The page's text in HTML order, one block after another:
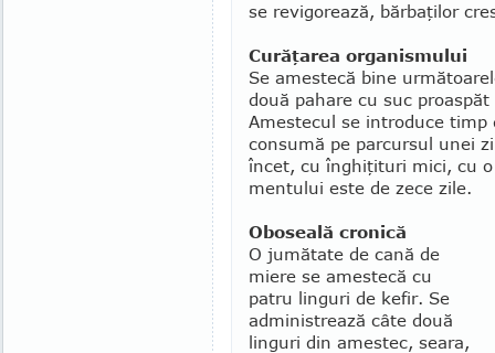
se revigorează, bărbaţilor
Curăţarea organismului
Se amestecă bine
două pahare cu suc
Amestecul se introduce timp
consumă pe parcursul unei
încet, cu înghiţituri mici, cu
mentului este de zece zile.
Oboseală cronică
O jumătate de cană de
miere se ames­tecă cu
patru linguri de kefir. Se
administrează câte două
linguri din ames­tec, seara,